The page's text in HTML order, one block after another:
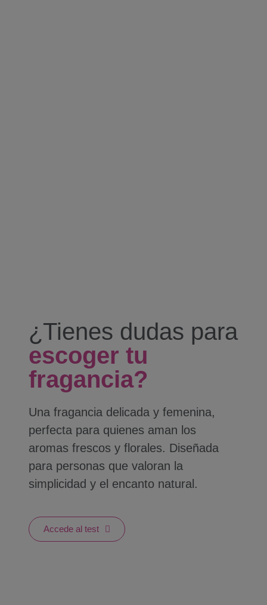
¿Tienes dudas para
escoger tu
fragancia?
Una fragancia delicada y femenina,
perfecta para quienes aman los
aromas frescos y florales. Diseñada
para personas que valoran la
simplicidad y el encanto natural.
Accede al test